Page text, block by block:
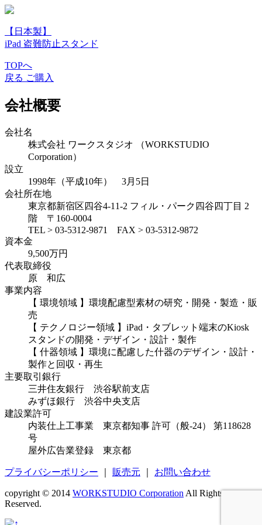
【日本製】
iPad 盗難防止スタンド
TOPへ
戻る ご購入
会社概要
会社名
株式会社 ワークスタジオ （WORKSTUDIO
Corporation）
設立
1998年（平成10年） 3月5日
会社所在地
東京都新宿区四谷4-11-2 フィル・パーク四谷四丁目 2
階 〒160-0004
TEL > 03-5312-9871 FAX > 03-5312-9872
資本金
9,500万円
代表取締役
原 和広
事業内容
【 環境領域 】環境配慮型素材の研究・開発・製造・販
売
【 テクノロジー領域 】iPad・タブレット端末のKiosk
スタンドの開発・デザイン・設計・製作
【 什器領域 】環境に配慮した什器のデザイン・設計・
製作と回収・再生
主要取引銀行
三井住友銀行 渋谷駅前支店
みずほ銀行 渋谷中央支店
建設業許可
内装仕上工事業 東京都知事 許可（般-24） 第118628
号
屋外広告業登録 東京都
プライバシーポリシー 販売元 お問い合わせ
copyright © 2014 WORKSTUDIO Corporation All Rights
Reserved.